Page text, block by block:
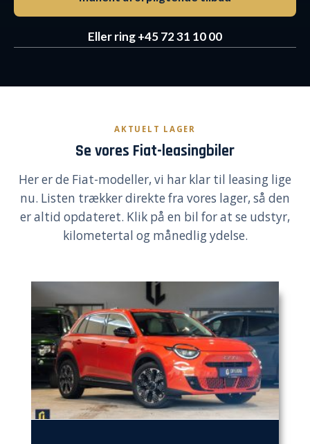
Eller ring +45 72 31 10 00
AKTUELT LAGER
Se vores Fiat-leasingbiler
Her er de Fiat-modeller, vi har klar til leasing lige
nu. Listen trækker direkte fra vores lager, så den
er altid opdateret. Klik på en bil for at se udstyr,
kilometertal og månedlig ydelse.